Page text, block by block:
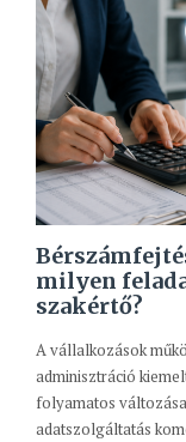
milyen
szakértő?
A vállalkozások
adminisztráció
folyamatos
adatszolgáltatás